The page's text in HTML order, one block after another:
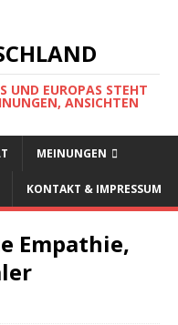
UND EUROPAS STEHT
ANSICHTEN
MEINUNGEN
KONTAKT & IMPRESSUM
Empathie,